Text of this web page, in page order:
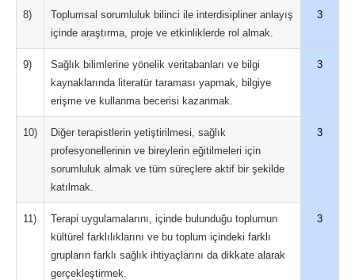
8)
Toplumsal sorumluluk bilinci ile interdisipliner anlayış
içinde araştırma, proje ve etkinliklerde rol almak.
3
9)
Sağlık bilimlerine yönelik veritabanları ve bilgi
kaynaklarında literatür taraması yapmak, bilgiye
erişme ve kullanma becerisi kazanmak.
3
10)
Diğer terapistlerin yetiştirilmesi, sağlık
profesyonellerinin ve bireylerin eğitilmeleri için
sorumluluk almak ve tüm süreçlere aktif bir şekilde
katılmak.
3
11)
Terapi uygulamalarını, içinde bulunduğu toplumun
kültürel farklılıklarını ve bu toplum içindeki farklı
grupların farklı sağlık ihtiyaçlarını da dikkate alarak
gerçekleştirmek.
3